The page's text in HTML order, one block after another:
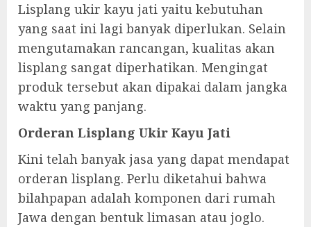
Lisplang ukir kayu jati yaitu kebutuhan
yang saat ini lagi banyak diperlukan. Selain
mengutamakan rancangan, kualitas akan
lisplang sangat diperhatikan. Mengingat
produk tersebut akan dipakai dalam jangka
waktu yang panjang.
Orderan Lisplang Ukir Kayu Jati
Kini telah banyak jasa yang dapat mendapat
orderan lisplang. Perlu diketahui bahwa
bilahpapan adalah komponen dari rumah
Jawa dengan bentuk limasan atau joglo.